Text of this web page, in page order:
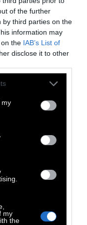
of the further
by third parties on the
information may
the IAB’s List of
disclose it to other
my
my
the
έγκαιρης
των
πληθυσμού
τα επόμενα
και τα
οι δύο
να
την
Στην
θανάτου